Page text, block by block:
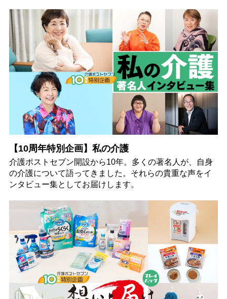
【10周年特別企画】私の介護
介護ポストセブン開設から10年。多くの著名人が、自身
の介護について語ってきました。それらの貴重な声をイ
ンタビュー集としてお届けします。